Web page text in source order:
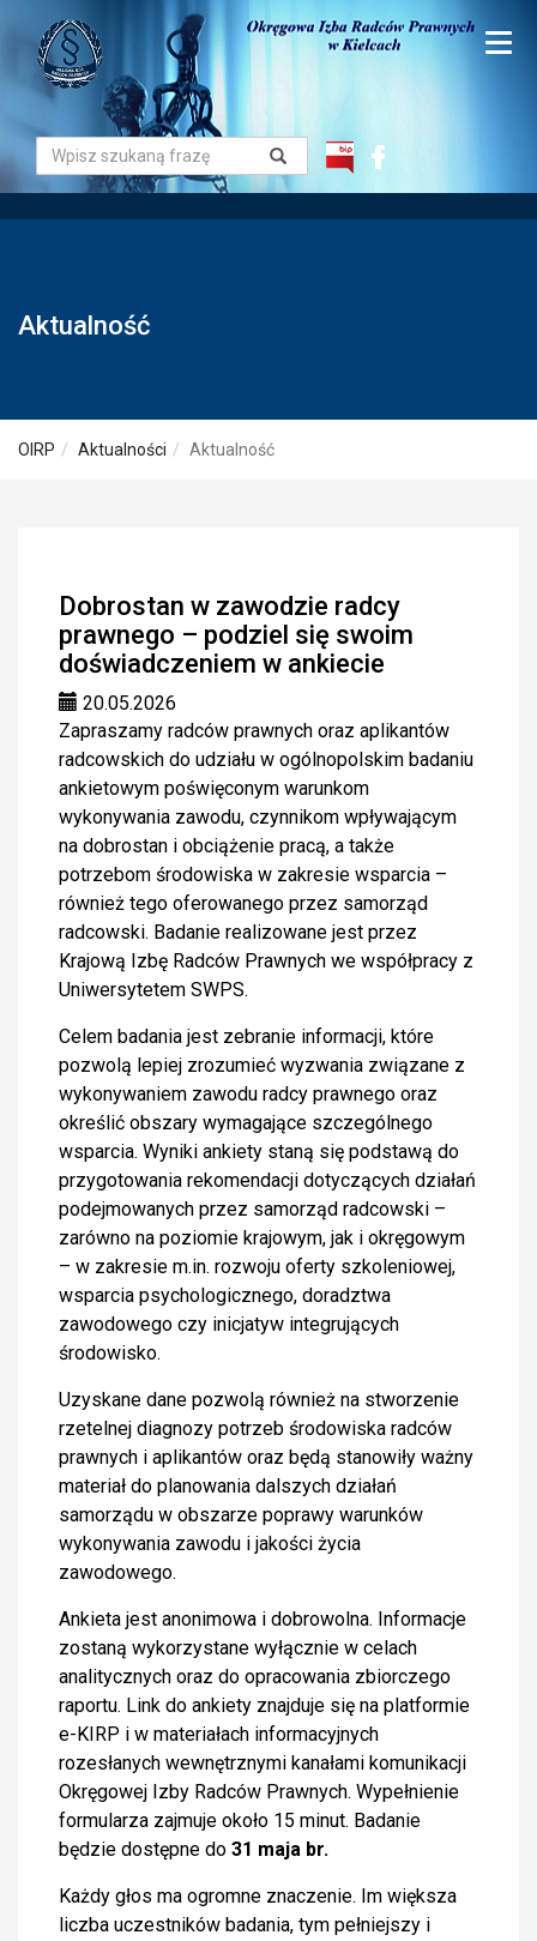
Aktualność
OIRP Aktualności Aktualność
Dobrostan w zawodzie radcy
prawnego – podziel się swoim
doświadczeniem w ankiecie
20.05.2026
Zapraszamy radców prawnych oraz aplikantów
radcowskich do udziału w ogólnopolskim badaniu
ankietowym poświęconym warunkom
wykonywania zawodu, czynnikom wpływającym
na dobrostan i obciążenie pracą, a także
potrzebom środowiska w zakresie wsparcia –
również tego oferowanego przez samorząd
radcowski. Badanie realizowane jest przez
Krajową Izbę Radców Prawnych we współpracy z
Uniwersytetem SWPS.
Celem badania jest zebranie informacji, które
pozwolą lepiej zrozumieć wyzwania związane z
wykonywaniem zawodu radcy prawnego oraz
określić obszary wymagające szczególnego
wsparcia. Wyniki ankiety staną się podstawą do
przygotowania rekomendacji dotyczących działań
podejmowanych przez samorząd radcowski –
zarówno na poziomie krajowym, jak i okręgowym
– w zakresie m.in. rozwoju oferty szkoleniowej,
wsparcia psychologicznego, doradztwa
zawodowego czy inicjatyw integrujących
środowisko.
Uzyskane dane pozwolą również na stworzenie
rzetelnej diagnozy potrzeb środowiska radców
prawnych i aplikantów oraz będą stanowiły ważny
materiał do planowania dalszych działań
samorządu w obszarze poprawy warunków
wykonywania zawodu i jakości życia
zawodowego.
Ankieta jest anonimowa i dobrowolna. Informacje
zostaną wykorzystane wyłącznie w celach
analitycznych oraz do opracowania zbiorczego
raportu. Link do ankiety znajduje się na platformie
e-KIRP i w materiałach informacyjnych
rozesłanych wewnętrznymi kanałami komunikacji
Okręgowej Izby Radców Prawnych. Wypełnienie
formularza zajmuje około 15 minut. Badanie
będzie dostępne do 31 maja br.
Każdy głos ma ogromne znaczenie. Im większa
liczba uczestników badania, tym pełniejszy i